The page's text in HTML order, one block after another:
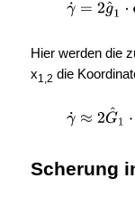
Hier werden die
x1,2 die
Scherung